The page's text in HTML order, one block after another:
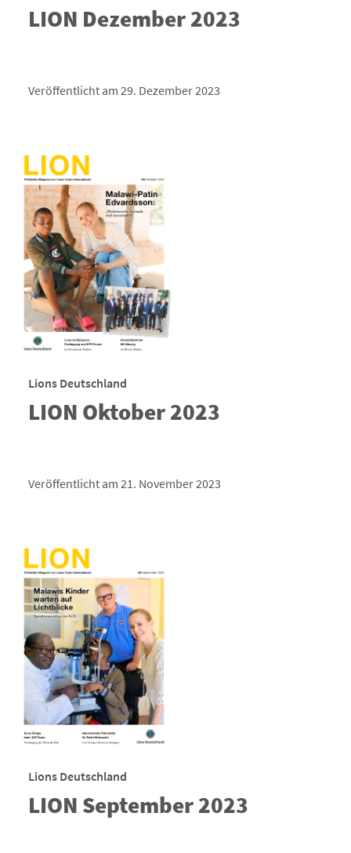
LION Dezember 2023
Veröffentlicht am 29. Dezember 2023
Lions Deutschland
LION Oktober 2023
Veröffentlicht am 21. November 2023
Lions Deutschland
LION September 2023